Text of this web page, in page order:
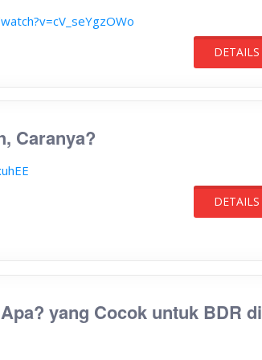
DETAILS
Caranya?
DETAILS
yang Cocok untuk BDR di